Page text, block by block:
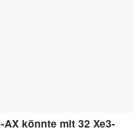
könnte mit 32 Xe3-